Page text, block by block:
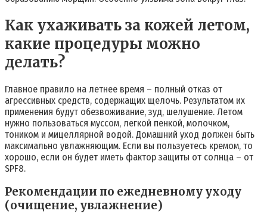
Как ухаживать за кожей летом,
какие процедуры можно
делать?
Главное правило на летнее время – полный отказ от
агрессивных средств, содержащих щелочь. Результатом их
применения будут обезвоживание, зуд, шелушение. Летом
нужно пользоваться муссом, легкой пенкой, молочком,
тоником и мицеллярной водой. Домашний уход должен быть
максимально увлажняющим. Если вы пользуетесь кремом, то
хорошо, если он будет иметь фактор защиты от солнца – от
SPF8.
Рекомендации по ежедневному уходу
(очищение, увлажнение)